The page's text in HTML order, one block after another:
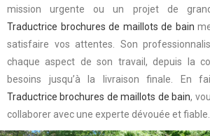
mission urgente ou un projet de
Traductrice brochures de maillots de bain
satisfaire vos attentes. Son
chaque aspect de son travail, depuis la
besoins jusqu’à la livraison finale. En
Traductrice brochures de maillots de bain,
collaborer avec une experte dévouée et fiable.